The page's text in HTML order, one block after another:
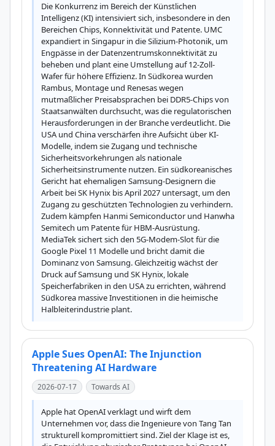
Die Konkurrenz im Bereich der Künstlichen
Intelligenz (KI) intensiviert sich, insbesondere in den
Bereichen Chips, Konnektivität und Patente. UMC
expandiert in Singapur in die Silizium-Photonik, um
Engpässe in der Datenzentrumskonnektivität zu
beheben und plant eine Umstellung auf 12-Zoll-
Wafer für höhere Effizienz. In Südkorea wurden
Rambus, Montage und Renesas wegen
mutmaßlicher Preisabsprachen bei DDR5-Chips von
Staatsanwälten durchsucht, was die regulatorischen
Herausforderungen in der Branche verdeutlicht. Die
USA und China verschärfen ihre Aufsicht über KI-
Modelle, indem sie Zugang und technische
Sicherheitsvorkehrungen als nationale
Sicherheitsinstrumente nutzen. Ein südkoreanisches
Gericht hat ehemaligen Samsung-Designern die
Arbeit bei SK Hynix bis April 2027 untersagt, um den
Zugang zu geschützten Technologien zu verhindern.
Zudem kämpfen Hanmi Semiconductor und Hanwha
Semitech um Patente für HBM-Ausrüstung.
MediaTek sichert sich den 5G-Modem-Slot für die
Google Pixel 11 Modelle und bricht damit die
Dominanz von Samsung. Gleichzeitig wächst der
Druck auf Samsung und SK Hynix, lokale
Speicherfabriken in den USA zu errichten, während
Südkorea massive Investitionen in die heimische
Halbleiterindustrie plant.
Apple Sues OpenAI: The Injunction
Threatening AI Hardware
2026-07-17 Towards AI
Apple hat OpenAI verklagt und wirft dem
Unternehmen vor, dass die Ingenieure von Tang Tan
strukturell kompromittiert sind. Ziel der Klage ist es,